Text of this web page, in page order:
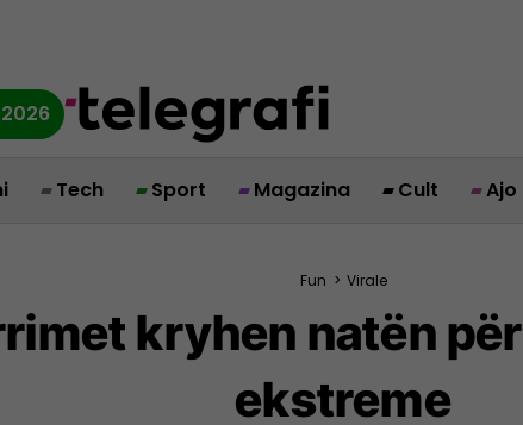
Tech Sport Magazina Cult Ajo
Fun > Virale
kryhen natën
ekstreme